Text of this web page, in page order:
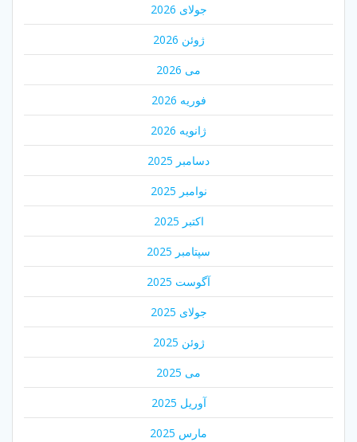
جولای 2026
ژوئن 2026
می 2026
فوریه 2026
ژانویه 2026
دسامبر 2025
نوامبر 2025
اکتبر 2025
سپتامبر 2025
آگوست 2025
جولای 2025
ژوئن 2025
می 2025
آوریل 2025
مارس 2025